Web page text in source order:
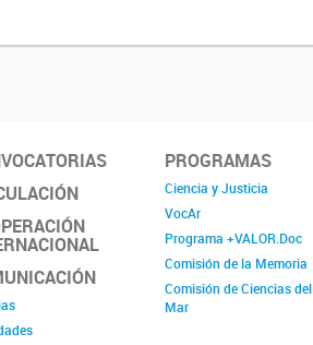
PROGRAMAS
Ciencia y Justicia
VocAr
Programa +VALOR.Doc
Comisión de la Memoria
Comisión de Ciencias del
Mar